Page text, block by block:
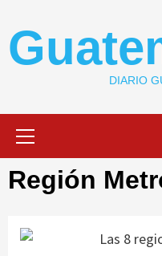
content
DIARIO
Región